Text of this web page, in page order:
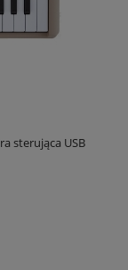
sterująca USB